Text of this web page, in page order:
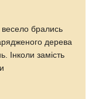
брались
дерева
Інколи замість